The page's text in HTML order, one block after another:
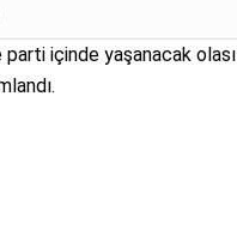
içinde yaşanacak olası